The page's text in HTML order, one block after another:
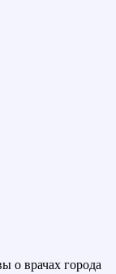
о врачах города